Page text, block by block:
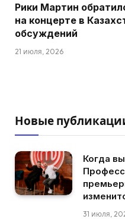
Рики Мартин
на концерте в
обсуждений
21 июля, 2026
Новые
Когда
31 июля,